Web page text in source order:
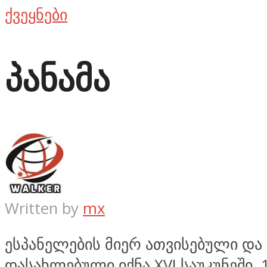
ქვეყნები
პანამა
Written by mx
ესპანელების მიერ ათვისებული და